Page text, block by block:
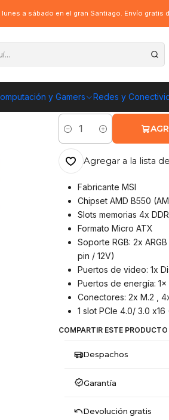
y Gamers Redes y
a sábado en el gran Santiago. Envío gratis
AM4, 4xDDR4, Ryzen
Placa Madre
4xDDR4, Ryzen
ENVÍO GRATIS A
Cantidad
Agregar a la lista
Fabricante MSI
Chipset AMD B550
Slots memorias 4x
Formato Micro ATX
Soporte RGB: 2x
pin / 12V)
Puertos de video: 1x
Puertos de energía:
Conectores: 2x M.2 ,
1 slot PCIe 4.0/ 3.0 x16
COMPARTIR ESTE PRODUCTO
Despachos
Garantía
Devolución gratis